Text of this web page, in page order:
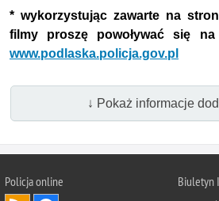
* wykorzystując zawarte na
filmy proszę powoływać się
www.podlaska.policja.gov.pl
↓ Pokaż informacje
Policja online
Biuletyn